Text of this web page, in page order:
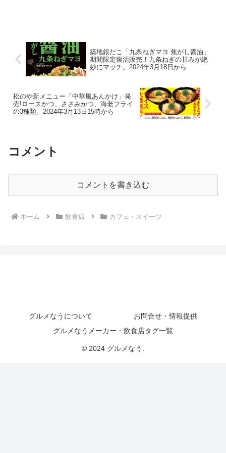
築地銀だこ「九条ねぎマヨ 焦がし醤油」
期間限定復活販売！九条ねぎの甘みが絶
妙にマッチ。2024年3月18日から
松のや新メニュー「中華風あんかけ」発
売!ロースかつ、ささみかつ、海老フライ
の3種類。2024年3月13日15時から
コメント
コメントを書き込む
ホーム 飲食店 カフェ・スイーツ
グルメなうについて
お問合せ・情報提供
グルメなうメーカー・飲食店タグ一覧
© 2024 グルメなう.